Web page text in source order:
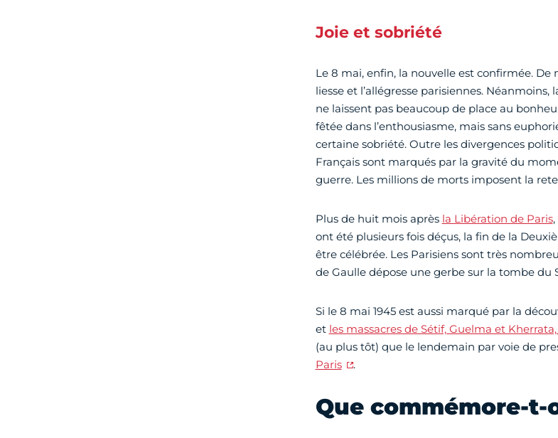
Joie et sobriété
Le 8 mai, enfin, la nouvelle est confirmée.
liesse et l’allégresse parisiennes.
ne laissent pas beaucoup de place au
fêtée dans l’enthousiasme, mais sans
certaine sobriété. Outre les divergences
Français sont marqués par la gravité du
guerre. Les millions de morts imposent la
Plus de huit mois après la Libération de Paris,
ont été plusieurs fois déçus, la fin de la
être célébrée. Les Parisiens sont très
de Gaulle dépose une gerbe sur la tombe du
Si le 8 mai 1945 est aussi marqué par la
et les massacres de Sétif, Guelma et
(au plus tôt) que le lendemain par voie de
Paris
.
Que commémore-t-